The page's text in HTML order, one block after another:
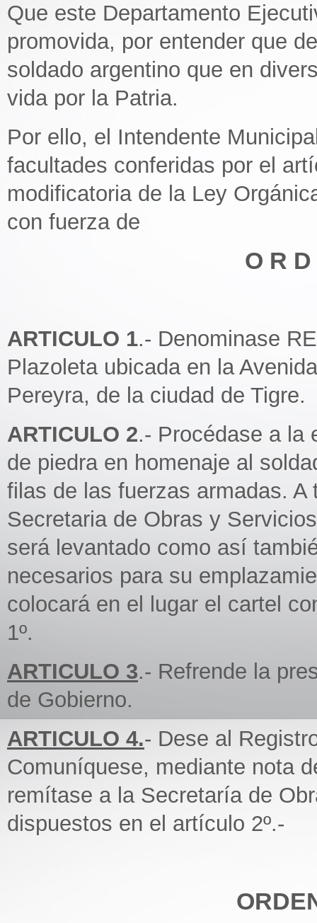
Que este Departamento
promovida, por entender que
soldado argentino que en
vida por la Patria.
Por ello, el Intendente
facultades conferidas por el
modificatoria de la Ley
con fuerza de
O R
ARTICULO 1.- Denominase
Plazoleta ubicada en la
Pereyra, de la ciudad de Tigre.
ARTICULO 2.- Procédase a la
de piedra en homenaje al
filas de las fuerzas armadas.
Secretaria de Obras y
será levantado como así
necesarios para su
colocará en el lugar el cartel
1º.
ARTICULO 3.- Refrende la
de Gobierno.
ARTICULO 4.- Dese al
Comuníquese, mediante nota
remítase a la Secretaría de
dispuestos en el artículo 2º.-